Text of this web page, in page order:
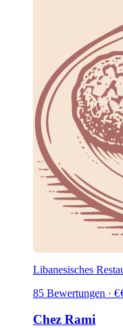
Libanesisches
85 Bewertungen · €
Chez Rami